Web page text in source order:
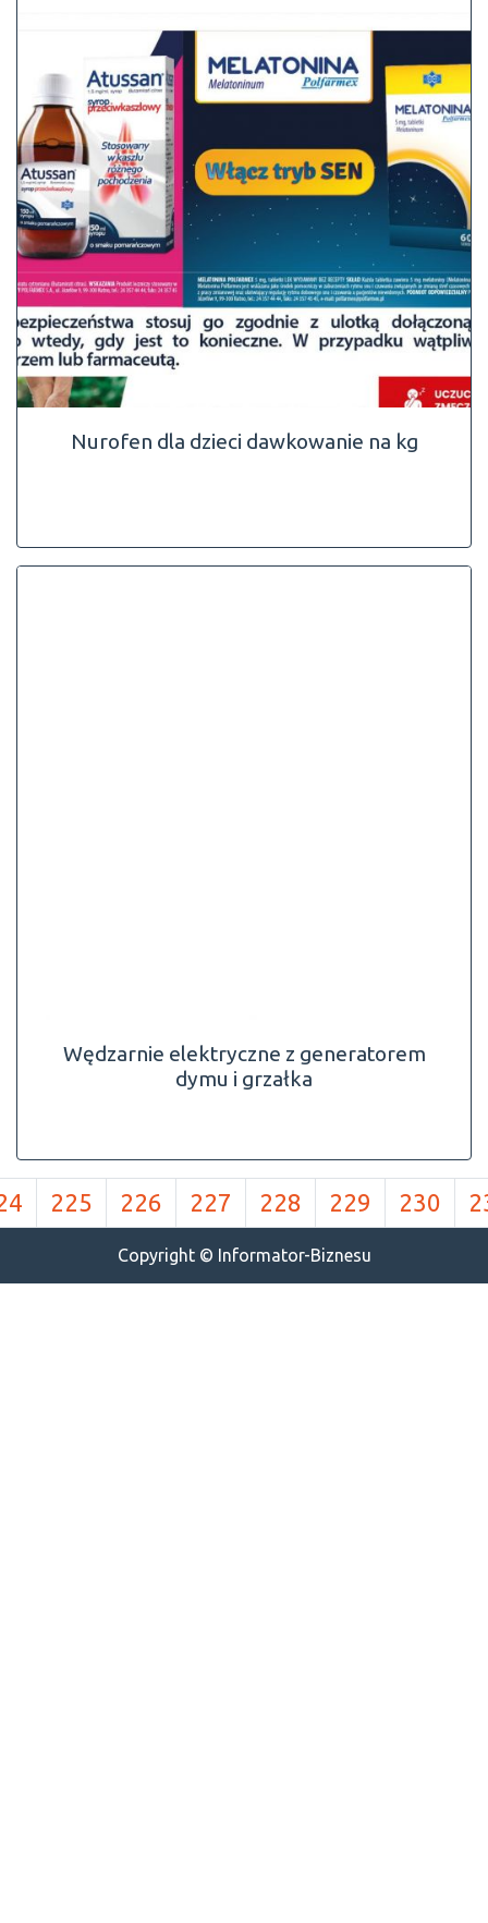
Nurofen dla dzieci dawkowanie na kg
Wędzarnie elektryczne z generatorem
dymu i grzałka
225 226 227 228 229 230
Copyright © Informator-Biznesu